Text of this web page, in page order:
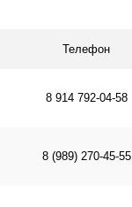
Телефон
8 914 792-04-58
8 (989) 270-45-55